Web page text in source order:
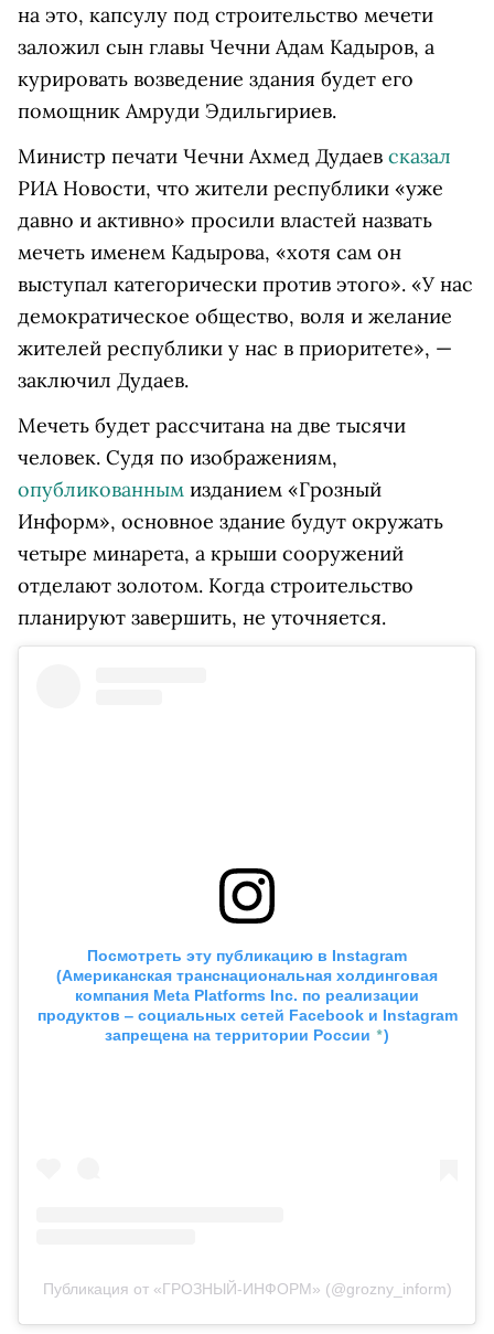
на это, капсулу под строительство мечети
заложил сын главы Чечни Адам Кадыров, а
курировать возведение здания будет его
помощник Амруди Эдильгириев.
Министр печати Чечни Ахмед Дудаев сказал
РИА Новости, что жители республики «уже
давно и активно» просили властей назвать
мечеть именем Кадырова, «хотя сам он
выступал категорически против этого». «У нас
демократическое общество, воля и желание
жителей республики у нас в приоритете», —
заключил Дудаев.
Мечеть будет рассчитана на две тысячи
человек. Судя по изображениям,
опубликованным изданием «Грозный
Информ», основное здание будут окружать
четыре минарета, а крыши сооружений
отделают золотом. Когда строительство
планируют завершить, не уточняется.
Посмотреть эту публикацию в Instagram
(Американская транснациональная холдинговая
компания Meta Platforms Inc. по реализации
продуктов ‒ социальных сетей Facebook и Instagram
запрещена на территории России *)
Публикация от «ГРОЗНЫЙ-ИНФОРМ» (@grozny_inform)